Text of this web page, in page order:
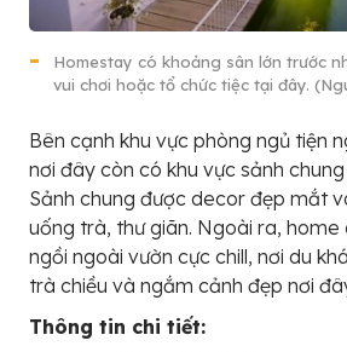
Homestay có khoảng sân lớn trước
vui chơi hoặc tổ chức tiệc tại đây.
Bên cạnh khu vực phòng ngủ tiện
nơi đây còn có khu vực sảnh
Sảnh chung được decor đẹp mắt
uống trà, thư giãn. Ngoài ra, home
ngồi ngoài vườn cực chill, nơi du
trà chiều và ngắm cảnh đẹp nơi
Thông tin chi tiết: